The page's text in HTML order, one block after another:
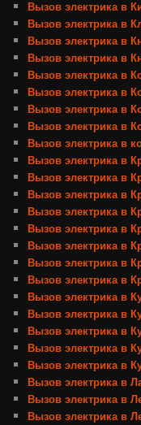
Вызов электрика в
Вызов электрика в
Вызов электрика в
Вызов электрика в
Вызов электрика в
Вызов электрика в
Вызов электрика в
Вызов электрика в
Вызов электрика в
Вызов электрика в
Вызов электрика в
Вызов электрика в
Вызов электрика в
Вызов электрика в
Вызов электрика в
Вызов электрика в
Вызов электрика в
Вызов электрика в
Вызов электрика в
Вызов электрика в
Вызов электрика в
Вызов электрика в
Вызов электрика в
Вызов электрика в
Вызов электрика в